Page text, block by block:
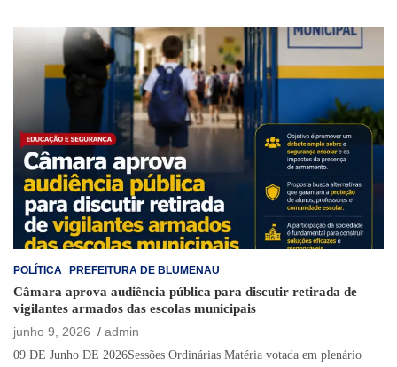
POLÍTICA PREFEITURA DE BLUMENAU
Câmara aprova audiência pública para discutir retirada de
vigilantes armados das escolas municipais
junho 9, 2026
admin
09 DE Junho DE 2026Sessões Ordinárias Matéria votada em plenário